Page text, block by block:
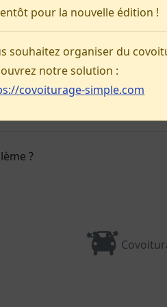
pour la nouvelle édition !
souhaitez organiser du
notre solution :
covoiturage-simple.com
Pas d'annonce
Préparer
?